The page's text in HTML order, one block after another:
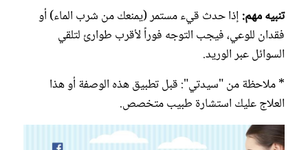
تنبيه مهم:إذا حدث قيء مستمر (يمنعك من شرب الماء) أو
فقدان للوعي، فيجب التوجه فوراً لأقرب طوارئ لتلقي
السوائل عبر الوريد.
* ملاحظة من "سيدتي": قبل تطبيق هذه الوصفة أو هذا
العلاج عليك استشارة طبيب متخصص.